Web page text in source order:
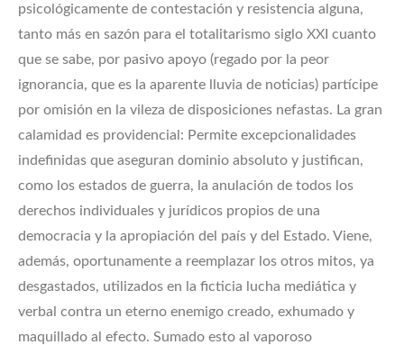
psicológicamente de contestación y resistencia alguna,
tanto más en sazón para el totalitarismo siglo XXI cuanto
que se sabe, por pasivo apoyo (regado por la peor
ignorancia, que es la aparente lluvia de noticias) partícipe
por omisión en la vileza de disposiciones nefastas. La gran
calamidad es providencial: Permite excepcionalidades
indefinidas que aseguran dominio absoluto y justifican,
como los estados de guerra, la anulación de todos los
derechos individuales y jurídicos propios de una
democracia y la apropiación del país y del Estado. Viene,
además, oportunamente a reemplazar los otros mitos, ya
desgastados, utilizados en la ficticia lucha mediática y
verbal contra un eterno enemigo creado, exhumado y
maquillado al efecto. Sumado esto al vaporoso